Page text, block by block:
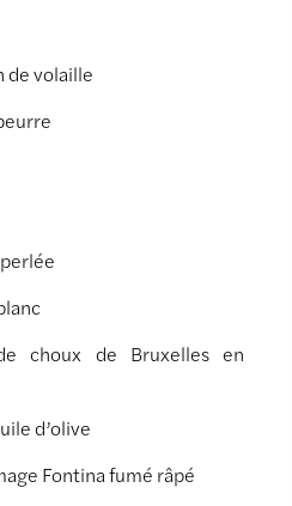
de volaille
choux de Bruxelles en
d’olive
Fontina fumé râpé